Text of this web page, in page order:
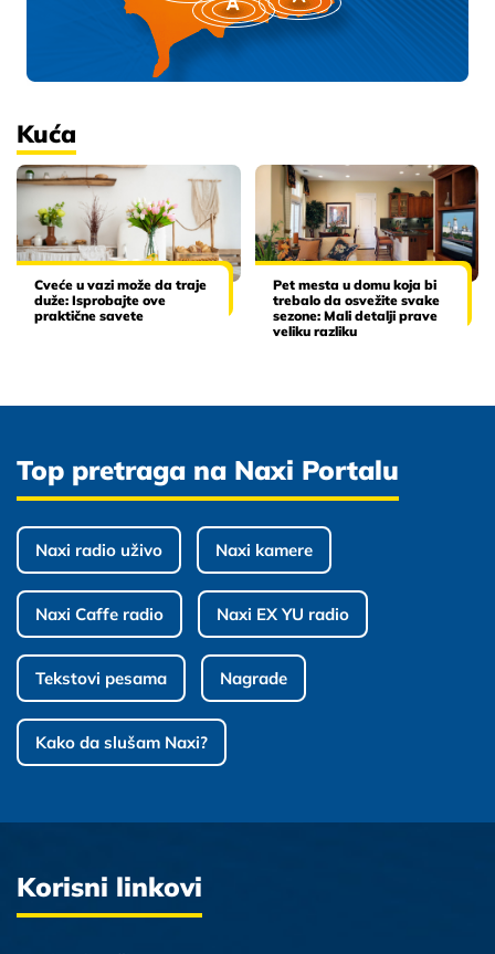
Kuća
Cveće u vazi može da traje
duže: Isprobajte ove
praktične savete
Pet mesta u domu koja bi
trebalo da osvežite svake
sezone: Mali detalji prave
veliku razliku
Top pretraga na Naxi Portalu
Naxi radio uživo Naxi kamere
Naxi Caffe radio Naxi EX YU radio
Tekstovi pesama Nagrade
Kako da slušam Naxi?
Korisni linkovi